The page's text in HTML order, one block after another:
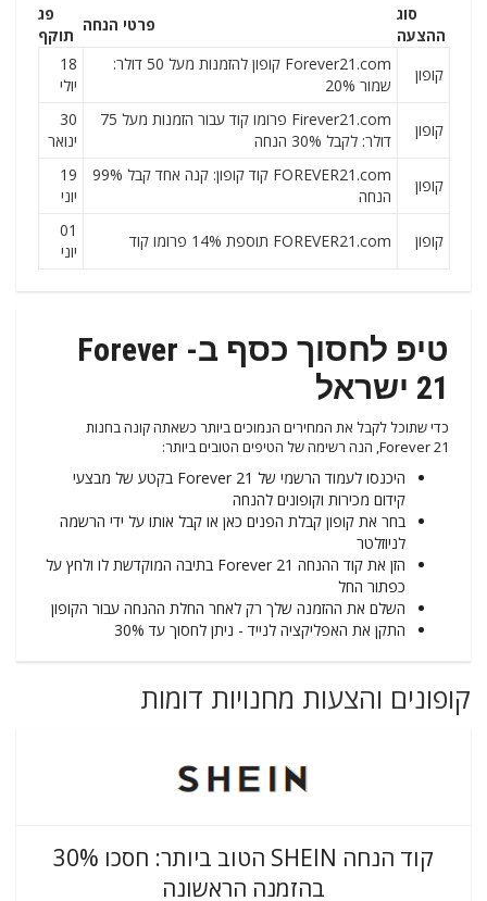
סוג
ההצעה
פרטי הנחה
פג
תוקף
קופון
Forever21.com קופון להזמנות מעל 50 דולר:
שמור 20%
18
יולי
קופון
Firever21.com פרומו קוד עבור הזמנות מעל 75
דולר: לקבל 30% הנחה
30
ינואר
קופון
FOREVER21.com קוד קופון: קנה אחד קבל 99%
הנחה
19
יוני
קופון FOREVER21.com תוספת 14% פרומו קוד
01
יוני
טיפ לחסוך כסף ב- Forever
21 ישראל
כדי שתוכל לקבל את המחירים הנמוכים ביותר כשאתה קונה בחנות
Forever 21, הנה רשימה של הטיפים הטובים ביותר:
היכנסו לעמוד הרשמי של Forever 21 בקטע של מבצעי
קידום מכירות וקופונים להנחה
בחר את קופון קבלת הפנים כאן או קבל אותו על ידי הרשמה
לניוזלטר
הזן את קוד ההנחה Forever 21 בתיבה המוקדשת לו ולחץ על
כפתור החל
השלם את ההזמנה שלך רק לאחר החלת ההנחה עבור הקופון
התקן את האפליקציה לנייד - ניתן לחסוך עד 30%
קופונים והצעות מחנויות דומות
קוד הנחה SHEIN הטוב ביותר: חסכו 30%
בהזמנה הראשונה